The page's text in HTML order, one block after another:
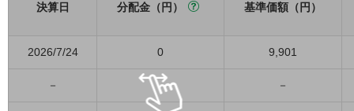
決算日 分配金（円） 基準価額（円）
2026/7/24 0 9,901
－ － －